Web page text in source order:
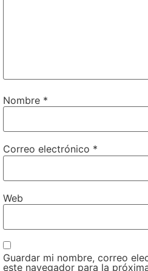
Nombre *
Correo electrónico *
Web
Guardar mi nombre, correo
este navegador para la